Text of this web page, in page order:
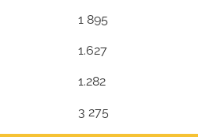
1 895
1.627
1.282
3 275